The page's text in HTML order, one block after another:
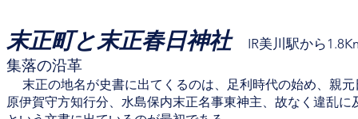
末正町と末正春日神社 IR美川駅から
集落の沿革
末正の地名が史書に出てくるのは、足利時代の始め、親元
原伊賀守方知行分、水島保内末正名事東神主、故なく違乱に